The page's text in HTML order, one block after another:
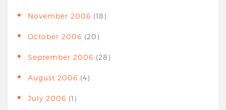
November 2006 (18)
October 2006 (20)
September 2006 (28)
August 2006 (4)
July 2006 (1)